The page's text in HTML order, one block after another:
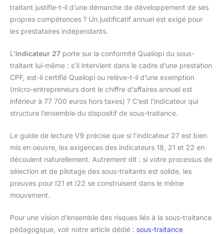
traitant justifie-t-il d’une démarche de développement de ses
propres compétences ? Un justificatif annuel est exigé pour
les prestataires indépendants.
L’indicateur 27 porte sur la conformité Qualiopi du sous-
traitant lui-même : s’il intervient dans le cadre d’une prestation
CPF, est-il certifié Qualiopi ou relève-t-il d’une exemption
(micro-entrepreneurs dont le chiffre d’affaires annuel est
inférieur à 77 700 euros hors taxes) ? C’est l’indicateur qui
structure l’ensemble du dispositif de sous-traitance.
Le guide de lecture V9 précise que si l’indicateur 27 est bien
mis en oeuvre, les exigences des indicateurs 18, 21 et 22 en
découlent naturellement. Autrement dit : si votre processus de
sélection et de pilotage des sous-traitants est solide, les
preuves pour I21 et I22 se construisent dans le même
mouvement.
Pour une vision d’ensemble des risques liés à la sous-traitance
pédagogique, voir notre article dédié : sous-traitance